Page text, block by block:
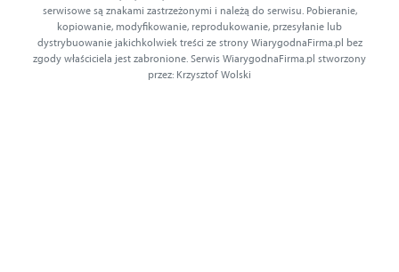
serwisowe są znakami zastrzeżonymi i należą do serwisu. Pobieranie,
kopiowanie, modyfikowanie, reprodukowanie, przesyłanie lub
dystrybuowanie jakichkolwiek treści ze strony WiarygodnaFirma.pl bez
zgody właściciela jest zabronione. Serwis WiarygodnaFirma.pl stworzony
przez: Krzysztof Wolski